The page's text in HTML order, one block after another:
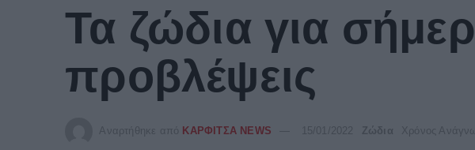
Τα ζώδια για
προβλέψεις
Αναρτήθηκε από ΚΑΡΦΙΤΣΑ NEWS 15/01/2022 Ζώδια Χρόνος